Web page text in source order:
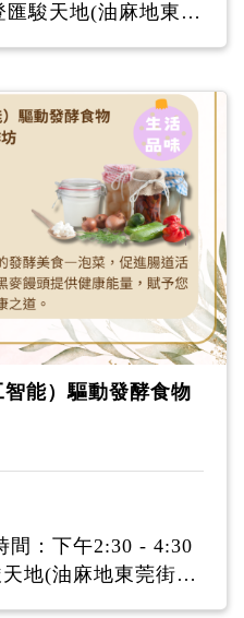
駿天地(油麻地東莞
或以上人士 内容
- 簡介香水類型及精
字塔 - 香水油調配
養文化活出好心情
5ml香水油
能）驅動發酵食物
間：下午2:30 - 4:30
地(油麻地東莞街16